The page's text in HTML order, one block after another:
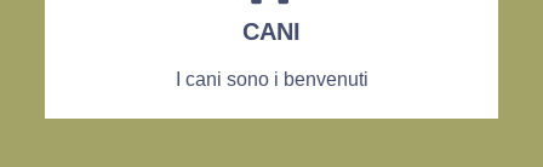
CANI
I cani sono i benvenuti